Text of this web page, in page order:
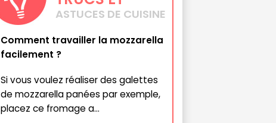
ASTUCES DE CUISINE
Comment travailler la mozzarella
facilement ?
Si vous voulez réaliser des galettes
de mozzarella panées par exemple,
placez ce fromage a...